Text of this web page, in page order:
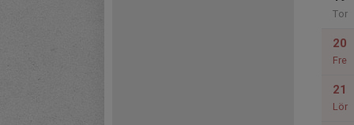
Tor
20
Fre
21
Lör